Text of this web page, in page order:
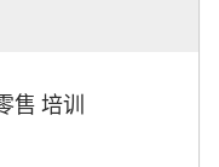
售 培训